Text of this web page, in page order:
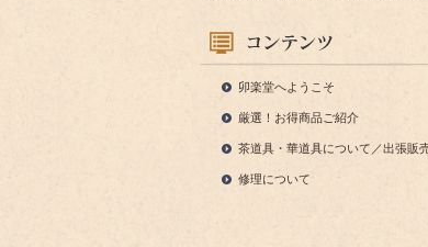
卯楽堂へようこそ
厳選！お得商品ご紹介
茶道具・華道具について／出張販
修理について